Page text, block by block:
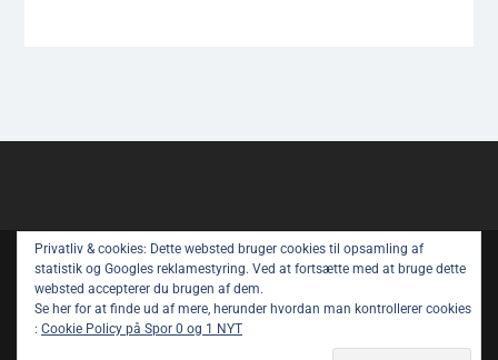
Copyright © All rights reserved.
Spor 1 Nyt – Youtube
Privatlivspolitik
Om Spor 1 NYT
Privatliv & cookies: Dette websted bruger cookies til opsamling af
statistik og Googles reklamestyring. Ved at fortsætte med at bruge dette
websted accepterer du brugen af ​​dem.
Se her for at finde ud af mere, herunder hvordan man kontrollerer cookies
: Cookie Policy på Spor 0 og 1 NYT